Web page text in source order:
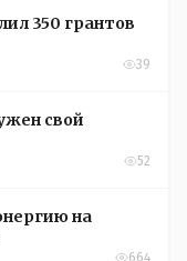
350 грантов
39
свой
52
на
664